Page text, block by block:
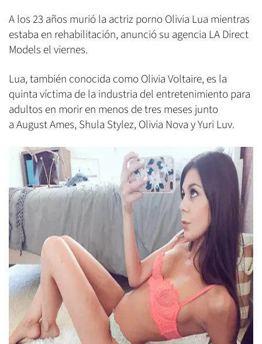
A los 23 años murió la actriz porno Olivia Lua mientras
estaba en rehabilitación, anunció su agencia LA Direct
Models el viernes.
Lua, también conocida como Olivia Voltaire, es la
quinta víctima de la industria del entretenimiento para
adultos en morir en menos de tres meses junto
a August Ames, Shula Stylez, Olivia Nova y Yuri Luv.